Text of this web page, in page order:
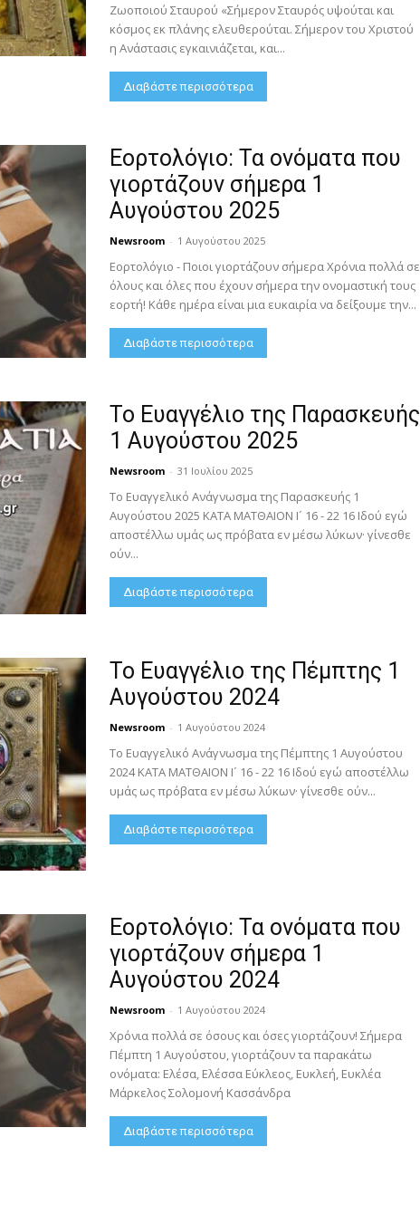
Ζωοποιού Σταυρού «Σήμερον Σταυρός υψούται και
κόσμος εκ πλάνης ελευθερούται. Σήμερον του Χριστού
η Ανάστασις εγκαινιάζεται, και...
Διαβάστε περισσότερα
Εορτολόγιο: Τα ονόματα που
γιορτάζουν σήμερα 1
Αυγούστου 2025
Newsroom - 1 Αυγούστου 2025
Εορτολόγιο - Ποιοι γιορτάζουν σήμερα Χρόνια πολλά σε
όλους και όλες που έχουν σήμερα την ονομαστική τους
εορτή! Κάθε ημέρα είναι μια ευκαιρία να δείξουμε την...
Διαβάστε περισσότερα
Το Ευαγγέλιο της Παρασκευής
1 Αυγούστου 2025
Newsroom - 31 Ιουλίου 2025
Το Ευαγγελικό Ανάγνωσμα της Παρασκευής 1
Αυγούστου 2025 ΚΑΤΑ ΜΑΤΘΑΙΟΝ Ι´ 16 - 22 16 Ιδού εγώ
αποστέλλω υμάς ως πρόβατα εν μέσω λύκων· γίνεσθε
ούν...
Διαβάστε περισσότερα
Το Ευαγγέλιο της Πέμπτης 1
Αυγούστου 2024
Newsroom - 1 Αυγούστου 2024
Το Ευαγγελικό Ανάγνωσμα της Πέμπτης 1 Αυγούστου
2024 ΚΑΤΑ ΜΑΤΘΑΙΟΝ Ι´ 16 - 22 16 Ιδού εγώ αποστέλλω
υμάς ως πρόβατα εν μέσω λύκων· γίνεσθε ούν...
Διαβάστε περισσότερα
Εορτολόγιο: Τα ονόματα που
γιορτάζουν σήμερα 1
Αυγούστου 2024
Newsroom - 1 Αυγούστου 2024
Χρόνια πολλά σε όσους και όσες γιορτάζουν! Σήμερα
Πέμπτη 1 Αυγούστου, γιορτάζουν τα παρακάτω
ονόματα: Ελέσα, Ελέσσα Εύκλεος, Ευκλεή, Ευκλέα
Μάρκελος Σολομονή Κασσάνδρα
Διαβάστε περισσότερα